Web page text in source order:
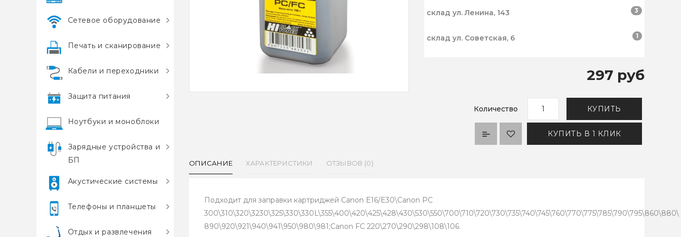
Сетевое оборудование
Печать и сканирование
Кабели и переходники
Защита питания
Ноутбуки и моноблоки
Зарядные устройства и
БП
Акустические системы
Телефоны и планшеты
Отдых и развлечения
склад ул. Ленина, 143 3
склад ул. Советская, 6 1
297 руб
Количество КУПИТЬ
КУПИТЬ В 1 КЛИК
ОПИСАНИЕ ХАРАКТЕРИСТИКИ ОТЗЫВОВ (0)
Подходит для заправки картриджей Canon E16/E30\Canon PC
300\310\320\3230\325\330\330L\355\400\420\425\428\430\530\550\700\710\720\730\735\740\745\760\770\775\785\790\795\860\880\
890\920\921\940\941\950\980\981;Canon FC 220\270\290\298\108\106.